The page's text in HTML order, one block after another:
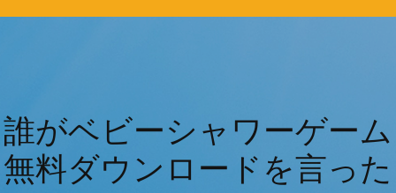
誰がベビーシャワーゲーム
無料ダウンロードを言った